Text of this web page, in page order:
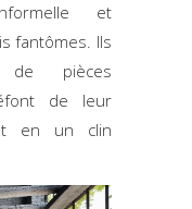
et
fantômes. Ils
pièces
de leur
en un clin